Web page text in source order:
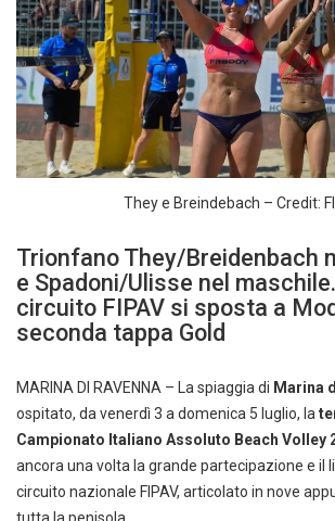
They e Breindebach – Credit:
Trionfano They/Breidenbach
e Spadoni/Ulisse nel maschile.
circuito FIPAV si sposta a
seconda tappa Gold
MARINA DI RAVENNA – La spiaggia di Marina
ospitato, da venerdì 3 a domenica 5 luglio, la
Campionato Italiano Assoluto Beach Volley
ancora una volta la grande partecipazione e il
circuito nazionale FIPAV, articolato in nove